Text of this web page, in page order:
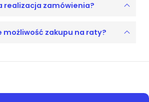
realizacja zamówienia?
możliwość zakupu na raty?